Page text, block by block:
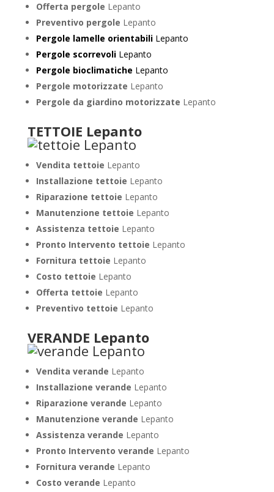
Offerta pergole Lepanto
Preventivo pergole Lepanto
Pergole lamelle orientabiliLepanto
Pergole scorrevoliLepanto
Pergole bioclimatiche Lepanto
Pergole motorizzate Lepanto
Pergole da giardino motorizzate Lepanto
TETTOIE Lepanto
Vendita tettoie Lepanto
Installazione tettoie Lepanto
Riparazione tettoie Lepanto
Manutenzione tettoie Lepanto
Assistenza tettoie Lepanto
Pronto Intervento tettoie Lepanto
Fornitura tettoie Lepanto
Costo tettoie Lepanto
Offerta tettoie Lepanto
Preventivo tettoie Lepanto
VERANDE Lepanto
Vendita verande Lepanto
Installazione verande Lepanto
Riparazione verande Lepanto
Manutenzione verande Lepanto
Assistenza verande Lepanto
Pronto Intervento verande Lepanto
Fornitura verande Lepanto
Costo verande Lepanto